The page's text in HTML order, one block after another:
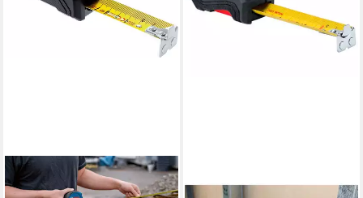
BOSCH PROFESSIONAL
Maßband Autolock